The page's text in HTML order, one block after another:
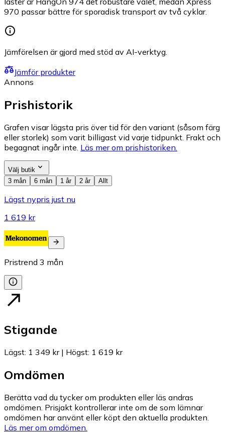
970 passar bättre för sporadisk transport av två cyklar.
Jämförelsen är gjord med stöd av AI-verktyg.
Jämför produkter
Annons
Prishistorik
Grafen visar lägsta pris över tid för den variant (såsom färg
eller storlek) som varit billigast vid varje tidpunkt. Frakt och
begagnat ingår inte. Läs mer om prishistoriken.
Välj butik
3 mån
6 mån 1 år 2 år Allt
Lägst nypris just nu
1 619 kr
Pristrend 3 mån
Stigande
Lägst: 1 349 kr| Högst: 1 619 kr
Omdömen
Berätta vad du tycker om produkten eller läs andras
omdömen. Prisjakt kontrollerar inte om de som lämnar
omdömen har använt eller köpt den aktuella produkten.
Läs mer om omdömen.